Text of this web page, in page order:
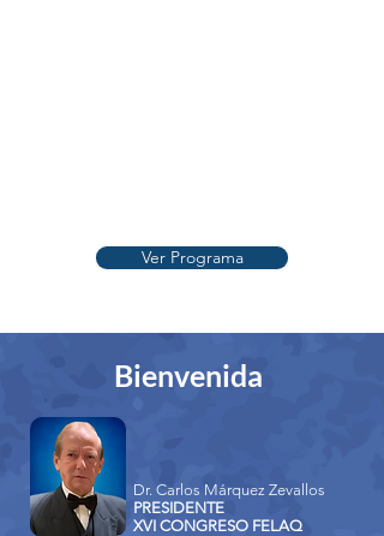
Ver Programa
Bienvenida
Dr. Carlos Márquez Zevallos
PRESIDENTE
XVI CONGRESO FELAQ